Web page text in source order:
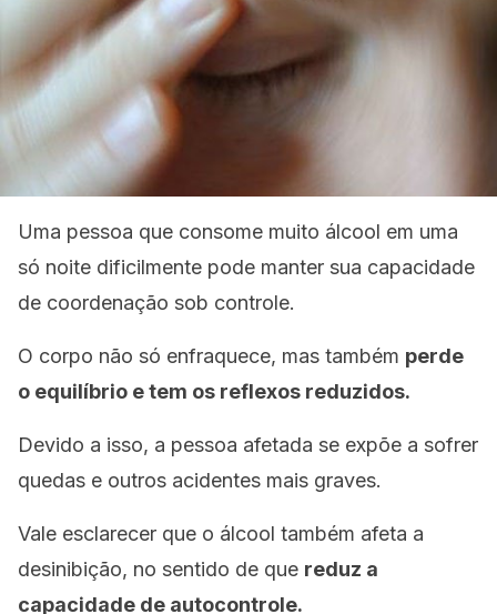
Uma pessoa que consome muito álcool em uma
só noite dificilmente pode manter sua capacidade
de coordenação sob controle.
O corpo não só enfraquece, mas também perde
o equilíbrio e tem os reflexos reduzidos.
Devido a isso, a pessoa afetada se expõe a sofrer
quedas e outros acidentes mais graves.
Vale esclarecer que o álcool também afeta a
desinibição, no sentido de que reduz a
capacidade de autocontrole.